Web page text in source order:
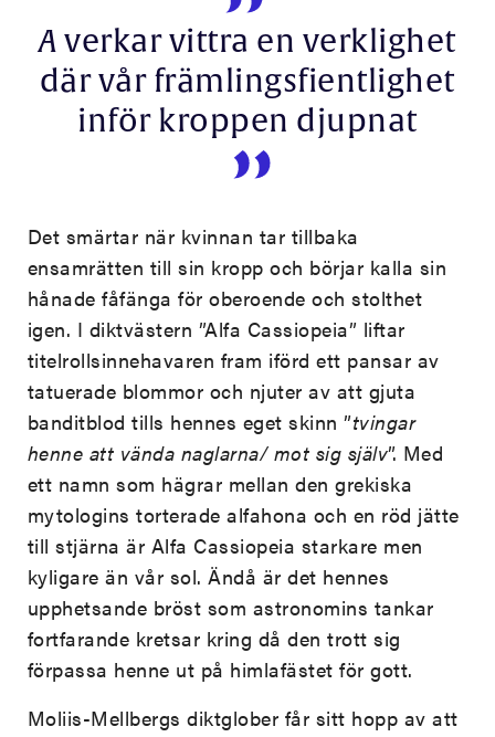
Averkar vittra en verklighet
där vår främlingsfientlighet
inför kroppen djupnat
Det smärtar när kvinnan tar tillbaka
ensamrätten till sin kropp och börjar kalla sin
hånade fåfänga för oberoende och stolthet
igen. I diktvästern ”Alfa Cassiopeia” liftar
titelrollsinnehavaren fram iförd ett pansar av
tatuerade blommor och njuter av att gjuta
banditblod tills hennes eget skinn ”tvingar
henne att vända naglarna/ mot sig själv”. Med
ett namn som hägrar mellan den grekiska
mytologins torterade alfahona och en röd jätte
till stjärna är Alfa Cassiopeia starkare men
kyligare än vår sol. Ändå är det hennes
upphetsande bröst som astronomins tankar
fortfarande kretsar kring då den trott sig
förpassa henne ut på himlafästet för gott.
Moliis-Mellbergs diktglober får sitt hopp av att